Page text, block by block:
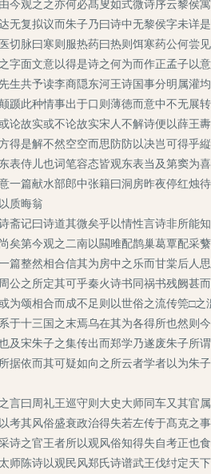
观之之亦何必髙叟如式微诗序云黎侯
无复拟议而朱子乃曰诗中无黎侯字未详
切脉曰寒则服热药曰热则饵寒药公何尝
面文意以得是诗之何为而作正孟子以
生共予读李商隠东河王诗国事分明属灌
踬此种情事出于口则薄徳而意中不无展
论故实或不论故实宋人不解诗便以薛王
得是解不然空空而思防防以决岂可得乎
侍儿也词笔容态皆观东表当及第窦为
一篇献水部郎中张籍曰洞房昨夜停红烛
质晦翁
记曰诗道其微矣乎以情性言诗非所能
矣第今观之二南以闗雎配鹊巢葛覃配采
篇整然相合信其为房中之乐而甘棠后人
公之所定其可乎秦火诗书同祸书残阙
为颂相合而成不足则以世俗之流传筦□
于十三国之末焉乌在其为各得所也然则
及宋朱子之集传出而郑学乃遂废朱子所
据依而其可疑如向之所云者学者以为
曰周礼王巡守则大史大师同车又其官
考其风俗盛衰政治得失若左传于髙克
诗之官王者所以观风俗知得失自考正也
师陈诗以观民风郑氏诗谱武王伐纣定